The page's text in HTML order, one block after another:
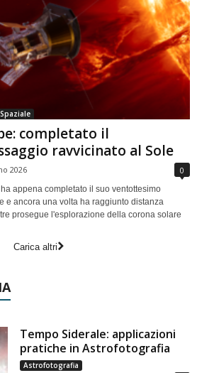
completato il
ravvicinato al Sole
2026 0
appena completato il suo ventottesimo
e ancora una volta ha raggiunto distanza
prosegue l'esplorazione della corona solare
Carica altri
Tempo Siderale: applicazioni
pratiche in Astrofotografia
Astrofotografia